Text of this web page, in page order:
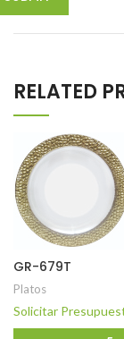
RELATED
GR-679T
Platos
Solicitar